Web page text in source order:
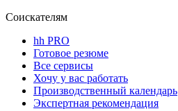
Соискателям
hh PRO
Готовое резюме
Все сервисы
Хочу у вас работать
Производственный календарь
Экспертная рекомендация